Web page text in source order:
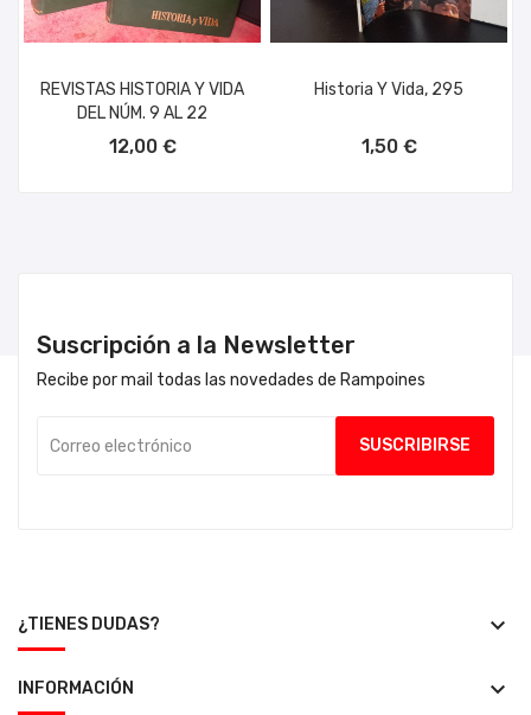
REVISTAS HISTORIA Y VIDA
DEL NÚM. 9 AL 22
12,00 €
Historia Y Vida, 295
1,50 €
Suscripción a la Newsletter
Recibe por mail todas las novedades de Rampoines
¿TIENES DUDAS? keyboard_arrow_down
INFORMACIÓN keyboard_arrow_down